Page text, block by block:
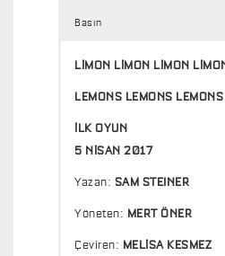
Basın
LİMON LİMON LİMON
LEMONS LEMONS
İLK OYUN
5 NİSAN 2017
Yazan: SAM STEINER
Yöneten: MERT ÖNER
Çeviren: MELİSA KESMEZ